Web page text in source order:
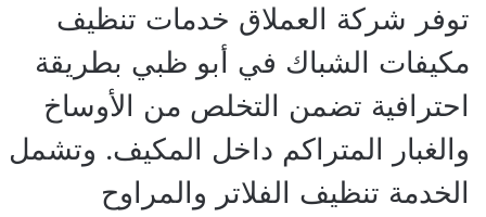
توفر شركة العملاق خدمات تنظيف
مكيفات الشباك في أبو ظبي بطريقة
احترافية تضمن التخلص من الأوساخ
والغبار المتراكم داخل المكيف. وتشمل
الخدمة تنظيف الفلاتر والمراوح